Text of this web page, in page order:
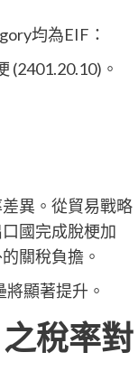
均為EIF：
(2401.20.10)。
異。從貿易戰略
國完成脫梗加
關稅負擔。
顯著提升。
稅率對